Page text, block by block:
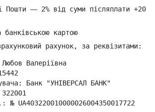
Пошти — 2% від суми післяплати +20
банківською картою
рахунок, за реквізитами:
Валеріївна
Банк "УНІВЕРСАЛ БАНК"
№ UA403220010000026004350017722